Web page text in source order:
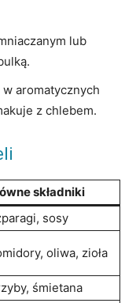
lub
aromatycznych
z chlebem.
składniki
sosy
oliwa, zioła
śmietana